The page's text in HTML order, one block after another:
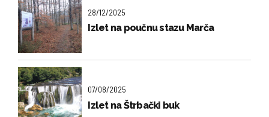
28/12/2025
Izlet na poučnu stazu Marča
07/08/2025
Izlet na Štrbački buk